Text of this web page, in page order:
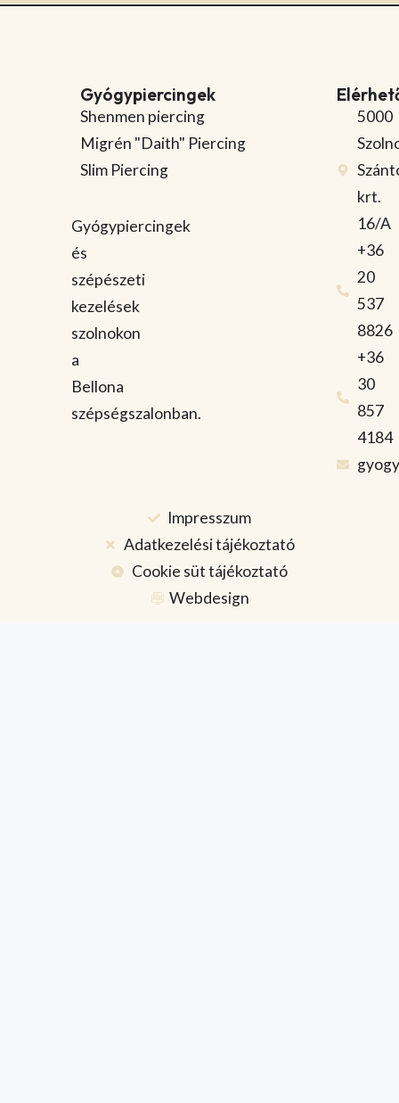
Gyógypiercingek
és
szépészeti
kezelések
szolnokon
a
Bellona
szépségszalonban.
Gyógypiercingek
Shenmen piercing
Migrén "Daith" Piercing
Slim Piercing
5000
krt.
16/A
+36
20
537
8826
+36
30
857
4184
Impresszum
Adatkezelési tájékoztató
Cookie süt tájékoztató
Webdesign